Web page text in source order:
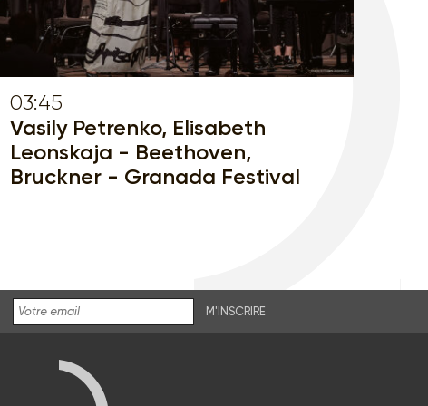
03:45
Vasily Petrenko, Elisabeth
Leonskaja - Beethoven,
Bruckner - Granada Festival
M'INSCRIRE